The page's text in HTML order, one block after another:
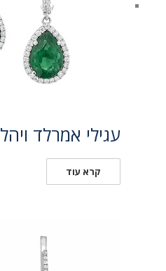
עגילי אמרלד
קרא עוד